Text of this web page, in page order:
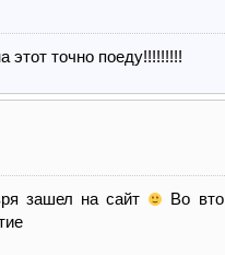
точно поеду!!!!!!!!!
зашел на сайт
Во